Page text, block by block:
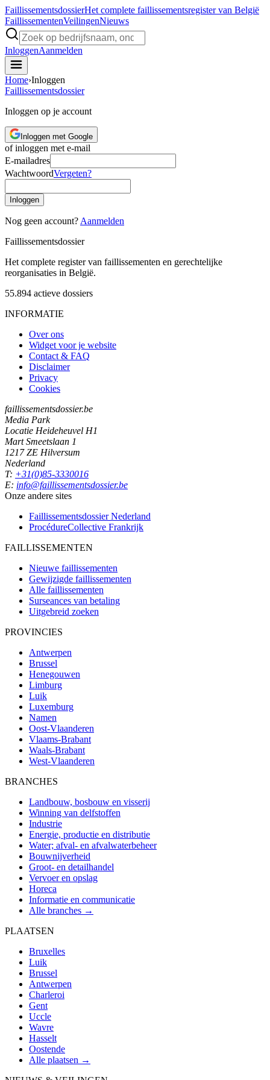
FaillissementsdossierHet complete faillissementsregister van België
FaillissementenVeilingenNieuws
InloggenAanmelden
Home›Inloggen
Faillissementsdossier
Inloggen op je account
Inloggen met Google
of inloggen met e-mail
E-mailadres
WachtwoordVergeten?
Inloggen
Nog geen account? Aanmelden
Faillissementsdossier
Het complete register van faillissementen en gerechtelijke
reorganisaties in België.
55.894 actieve dossiers
INFORMATIE
Over ons
Widget voor je website
Contact & FAQ
Disclaimer
Privacy
Cookies
faillissementsdossier.be
Media Park
Locatie Heideheuvel H1
Mart Smeetslaan 1
1217 ZE Hilversum
Nederland
T: +31(0)85-3330016
E: info@faillissementsdossier.be
Onze andere sites
Faillissementsdossier Nederland
ProcédureCollective Frankrijk
FAILLISSEMENTEN
Nieuwe faillissementen
Gewijzigde faillissementen
Alle faillissementen
Surseances van betaling
Uitgebreid zoeken
PROVINCIES
Antwerpen
Brussel
Henegouwen
Limburg
Luik
Luxemburg
Namen
Oost-Vlaanderen
Vlaams-Brabant
Waals-Brabant
West-Vlaanderen
BRANCHES
Landbouw, bosbouw en visserij
Winning van delfstoffen
Industrie
Energie, productie en distributie
Water; afval- en afvalwaterbeheer
Bouwnijverheid
Groot- en detailhandel
Vervoer en opslag
Horeca
Informatie en communicatie
Alle branches →
PLAATSEN
Bruxelles
Luik
Brussel
Antwerpen
Charleroi
Gent
Uccle
Wavre
Hasselt
Oostende
Alle plaatsen →